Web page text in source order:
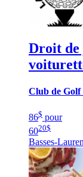
Droit de
Club de Golf
86$ pour
6020$
Basses-